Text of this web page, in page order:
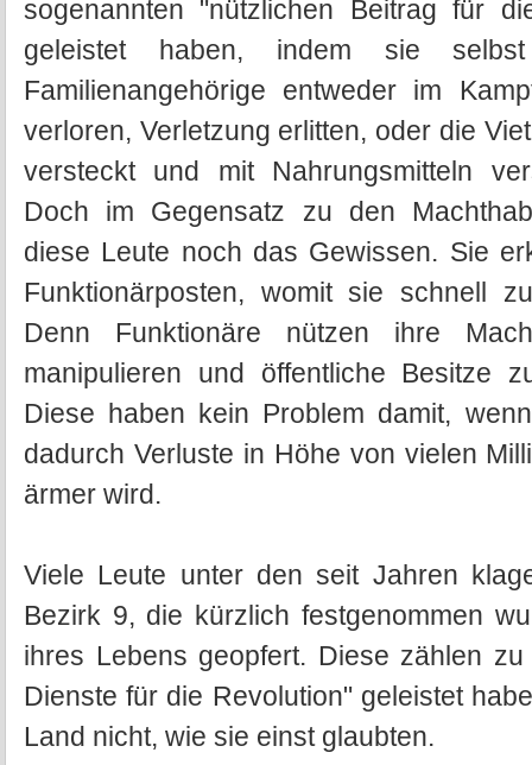
sogenannten "nützlichen Beitrag für
geleistet haben, indem sie
Familienangehörige entweder im
verloren, Verletzung erlitten, oder die
versteckt und mit Nahrungsmitteln
Doch im Gegensatz zu den
diese Leute noch das Gewissen. Sie
Funktionärposten, womit sie schnell
Denn Funktionäre nützen ihre
manipulieren und öffentliche Besitze
Diese haben kein Problem damit,
dadurch Verluste in Höhe von vielen
ärmer wird.
Viele Leute unter den seit Jahren
Bezirk 9, die kürzlich festgenommen
ihres Lebens geopfert. Diese zählen
Dienste für die Revolution" geleistet
Land nicht, wie sie einst glaubten.